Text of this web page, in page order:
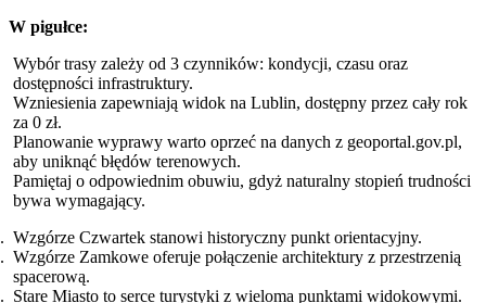
W pigułce:
Wybór trasy zależy od 3 czynników: kondycji, czasu oraz
dostępności infrastruktury.
Wzniesienia zapewniają widok na Lublin, dostępny przez cały rok
za 0 zł.
Planowanie wyprawy warto oprzeć na danych z geoportal.gov.pl,
aby uniknąć błędów terenowych.
Pamiętaj o odpowiednim obuwiu, gdyż naturalny stopień trudności
bywa wymagający.
Wzgórze Czwartek stanowi historyczny punkt orientacyjny.
Wzgórze Zamkowe oferuje połączenie architektury z przestrzenią
spacerową.
Stare Miasto to serce turystyki z wieloma punktami widokowymi.